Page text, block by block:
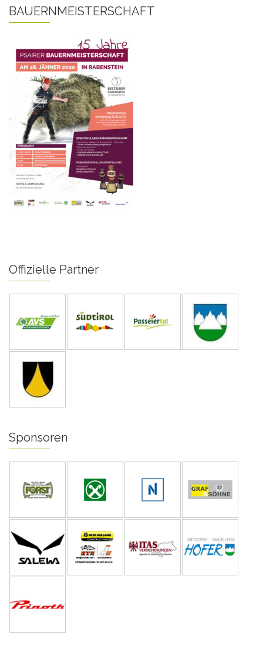
BAUERNMEISTERSCHAFT
Offizielle Partner
Sponsoren